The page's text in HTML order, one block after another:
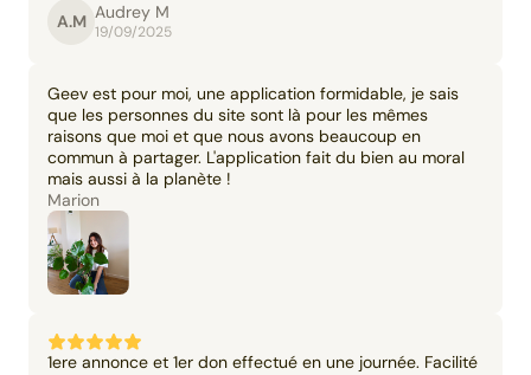
A.M Audrey M
19/09/2025
Geev est pour moi, une application formidable, je sais
que les personnes du site sont là pour les mêmes
raisons que moi et que nous avons beaucoup en
commun à partager. L'application fait du bien au moral
mais aussi à la planète !
Marion
1ere annonce et 1er don effectué en une journée. Facilité